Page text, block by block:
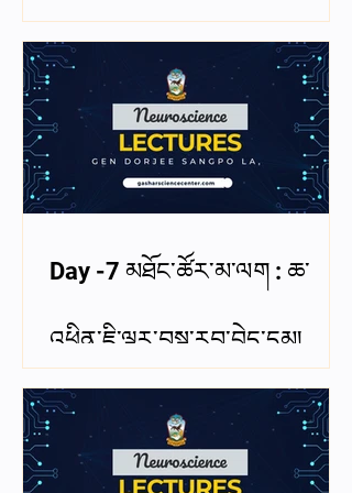
Day -7 མཐོང་ཚོར་མ་ལག : ཆ་
འཕྲིན་ཇི་ལྟར་བསྡུ་རུབ་བྱེད་དམ།
Visual system: how is
information collected